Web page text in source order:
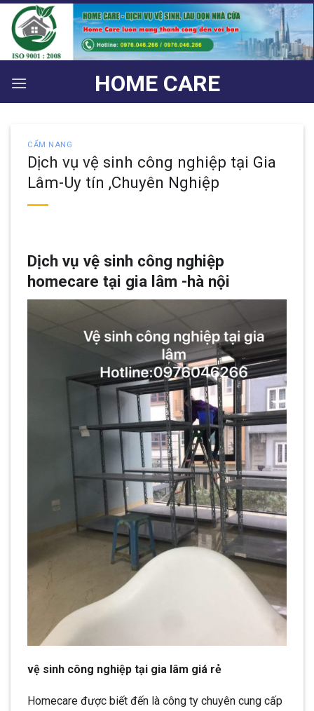
Bỏ
qua
nội
dung
HOME CARE
CẨM NANG
Dịch vụ vệ sinh công nghiệp tại Gia
Lâm-Uy tín ,Chuyên Nghiệp
Dịch vụ vệ sinh công nghiệp
homecare tại gia lâm -hà nội
vệ sinh công nghiệp tại gia lâm giá rẻ
Homecare được biết đến là công ty chuyên cung cấp